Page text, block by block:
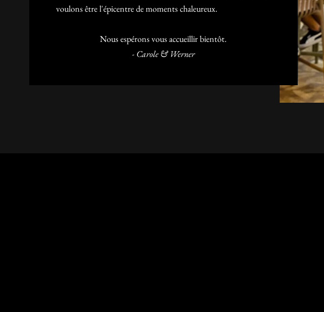
voulons être l'épicentre de moments chaleureux.
Nous espérons vous accueillir bientôt.
- Carole & Werner